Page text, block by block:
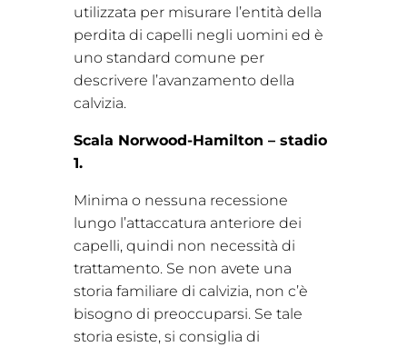
utilizzata per misurare l’entità della
perdita di capelli negli uomini ed è
uno standard comune per
descrivere l’avanzamento della
calvizia.
Scala Norwood-Hamilton – stadio
1.
Minima o nessuna recessione
lungo l’attaccatura anteriore dei
capelli, quindi non necessità di
trattamento. Se non avete una
storia familiare di calvizia, non c’è
bisogno di preoccuparsi. Se tale
storia esiste, si consiglia di